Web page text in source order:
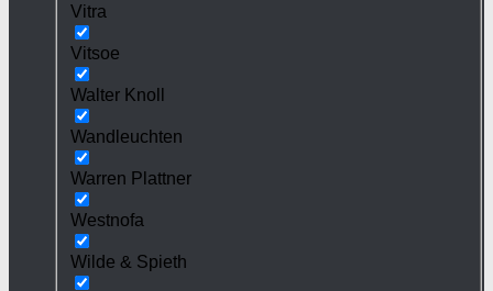
Vitra
Vitsoe
Walter Knoll
Wandleuchten
Warren Plattner
Westnofa
Wilde & Spieth